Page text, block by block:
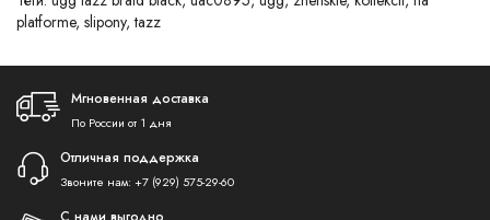
platforme, slipony,tazz
Мгновенная доставка
По России от 1 дня
Отличная поддержка
Звоните нам: +7 (929) 575-29-60